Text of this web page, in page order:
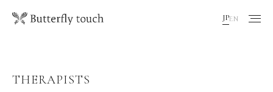
EN
JP
THERAPISTS